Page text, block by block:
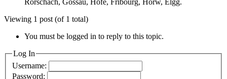
Viewing 1 post (of 1 total)
You must be logged in to reply to this topic.
Log In
Username:
Password: